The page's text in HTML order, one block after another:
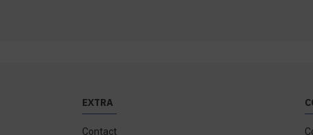
EXTRA
Contact